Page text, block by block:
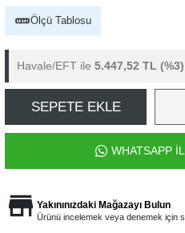
Ölçü Tablosu
Havale/EFT ile 5.447,52 TL (%3)
SEPETE EKLE
WHATSAPP
Yakınınızdaki Mağazayı Bulun
Ürünü incelemek veya denemek için